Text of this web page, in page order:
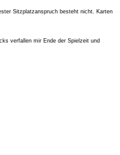
Sitzplatzanspruch besteht nicht. Karten
verfallen mir Ende der Spielzeit und